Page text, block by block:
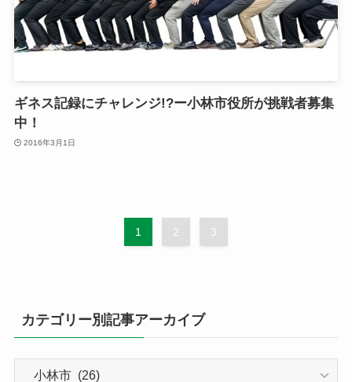
ギネス記録にチャレンジ!?ー小林市役所が挑戦者募集
中！
2016年3月1日
1 2 3
カテゴリー別記事アーカイブ